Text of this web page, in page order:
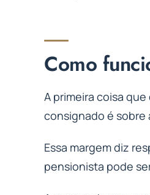
Como
A primeira coisa
consignado é sobre
Essa margem diz
pensionista pode